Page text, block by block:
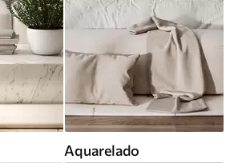
Aquarelado